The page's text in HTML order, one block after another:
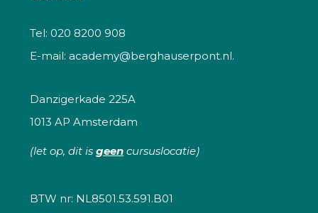
Tel: 020 8200 908
E-mail: academy@berghauserpont.nl.
Danzigerkade 225A
1013 AP Amsterdam
(let op, dit is geen cursuslocatie)
BTW nr: NL8501.53.591.B01